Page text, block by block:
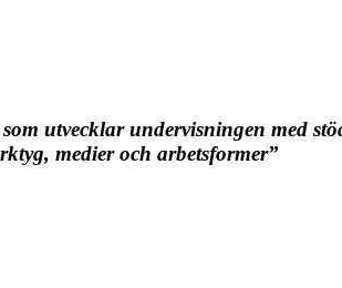
utvecklar undervisningen med
medier och arbetsformer”